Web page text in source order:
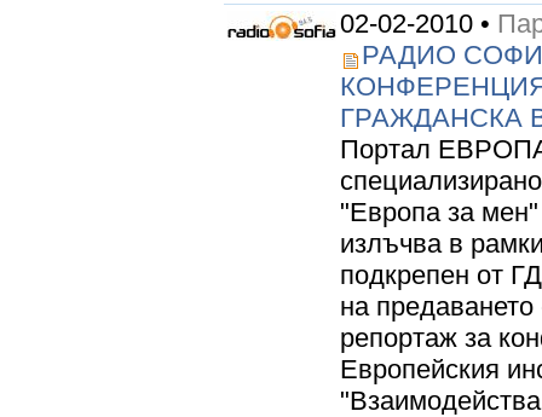
02-02-2010 •
РАДИО
ГРАЖДАНСКА
Портал ЕВРОПА
"Европа за
излъчва в
подкрепен от
на
репортаж за
Европейския